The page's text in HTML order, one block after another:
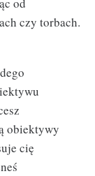
czy torbach.
obiektywy
cię